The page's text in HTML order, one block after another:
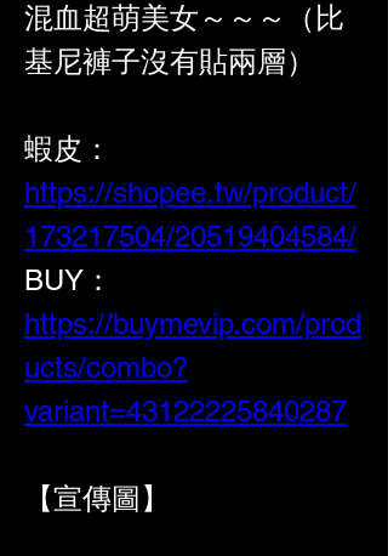
混血超萌美女～～～（比
基尼褲子沒有貼兩層）
蝦皮：
https://shopee.tw/product/
173217504/20519404584/
BUY：
https://buymevip.com/prod
ucts/combo?
variant=43122225840287
【宣傳圖】